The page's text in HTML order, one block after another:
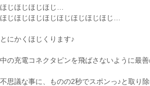
ほじほじほじほじ…
ほじほじほじほじほじほじほじほじ…
とにかくほじくります♪
中の充電コネクタピンを飛ばさないように最
不思議な事に、ものの2秒でスポンっ♪と取り除